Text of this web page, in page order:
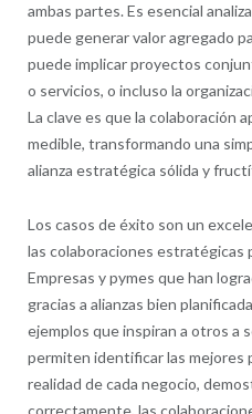
ambas partes. Es esencial
puede generar valor agregado
puede implicar proyectos
o servicios, o incluso la
La clave es que la colaboración
medible, transformando una
alianza estratégica sólida y
Los casos de éxito son un
las colaboraciones estratégicas
Empresas y pymes que han
gracias a alianzas bien
ejemplos que inspiran a otros a
permiten identificar las mejores
realidad de cada negocio,